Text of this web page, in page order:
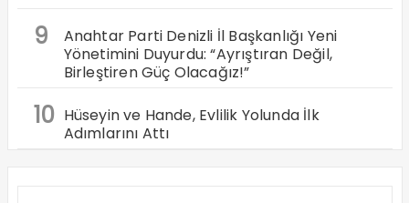
9
Anahtar Parti Denizli İl Başkanlığı Yeni
Yönetimini Duyurdu: “Ayrıştıran Değil,
Birleştiren Güç Olacağız!”
10 Hüseyin ve Hande, Evlilik Yolunda İlk
Adımlarını Attı